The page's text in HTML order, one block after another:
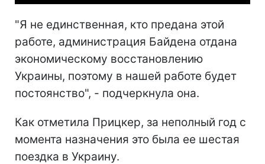
"Я не единственная, кто предана этой
работе, администрация Байдена отдана
экономическому восстановлению
Украины, поэтому в нашей работе будет
постоянство", - подчеркнула она.
Как отметила Прицкер, за неполный год с
момента назначения это была ее шестая
поездка в Украину.